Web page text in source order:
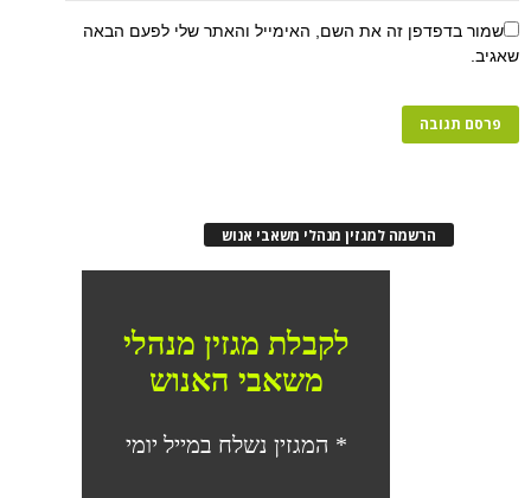
שמור בדפדפן זה את השם, האימייל והאתר שלי לפעם הבאה
שאגיב.
הרשמה למגזין מנהלי משאבי אנוש